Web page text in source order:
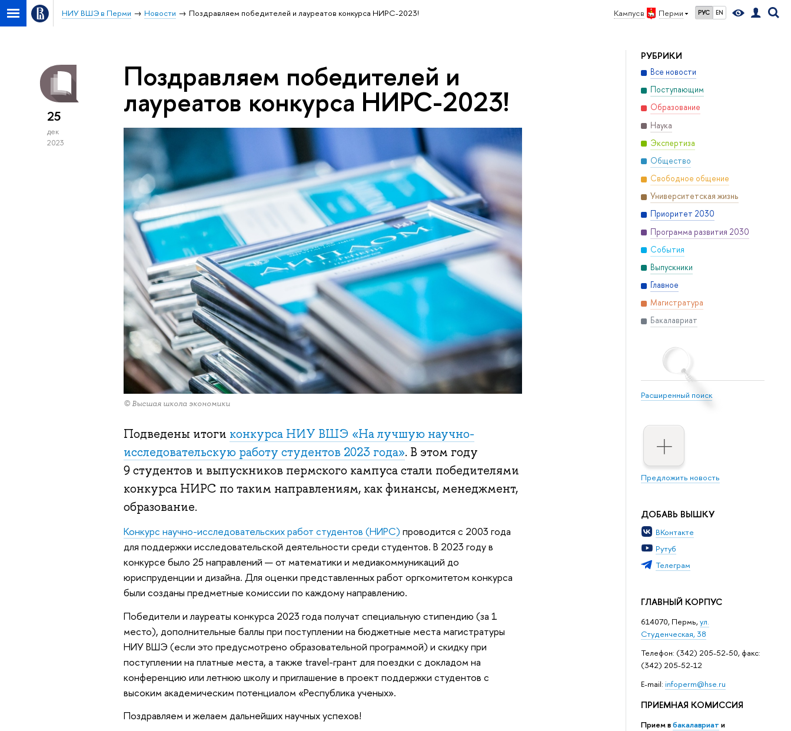
Кампус в Перми РУС EN
НИУ ВШЭ в Перми Новости Поздравляем победителей и лауреатов конкурса НИРС-2023!
РУБРИКИ
Все новости
Поступающим
Образование
Наука
Экспертиза
Общество
Свободное общение
Университетская жизнь
Приоритет 2030
Программа развития 2030
События
Выпускники
Главное
Магистратура
Бакалавриат
Расширенный поиск
Предложить новость
ДОБАВЬ ВЫШКУ
ВКонтакте
Рутуб
Телеграм
ГЛАВНЫЙ КОРПУС
614070, Пермь,ул.
Студенческая, 38
Телефон: (342) 205-52-50, факс:
(342) 205-52-12
Е-mail: infoperm@hse.ru
ПРИЕМНАЯ КОМИССИЯ
Прием вбакалавриат и
25
дек
2023
Поздравляем победителей и
лауреатов конкурса НИРС-2023!
© Высшая школа экономики
Подведены итоги конкурса НИУ ВШЭ «На лучшую научно-
исследовательскую работу студентов 2023 года». В этом году
9 студентов и выпускников пермского кампуса стали победителями
конкурса НИРС по таким направлениям, как финансы, менеджмент,
образование.
Конкурс научно-исследовательских работ студентов (НИРС) проводится с 2003 года
для поддержки исследовательской деятельности среди студентов. В 2023 году в
конкурсе было 25 направлений — от математики и медиакоммуникаций до
юриспруденции и дизайна. Для оценки представленных работ оргкомитетом конкурса
были созданы предметные комиссии по каждому направлению.
Победители и лауреаты конкурса 2023 года получат специальную стипендию (за 1
место), дополнительные баллы при поступлении на бюджетные места магистратуры
НИУ ВШЭ (если это предусмотрено образовательной программой) и скидку при
поступлении на платные места, а также travel-грант для поездки с докладом на
конференцию или летнюю школу и приглашение в проект поддержки студентов с
высоким академическим потенциалом «Республика ученых».
Поздравляем и желаем дальнейших научных успехов!